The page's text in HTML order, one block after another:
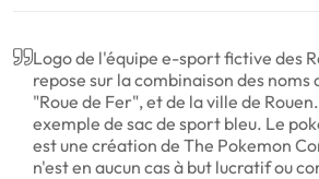
Logo de l'équipe e-sport fictive des
repose sur la combinaison des noms
"Roue de Fer", et de la ville de
exemple de sac de sport bleu. Le
est une création de The Pokemon
n'est en aucun cas à but lucratif ou